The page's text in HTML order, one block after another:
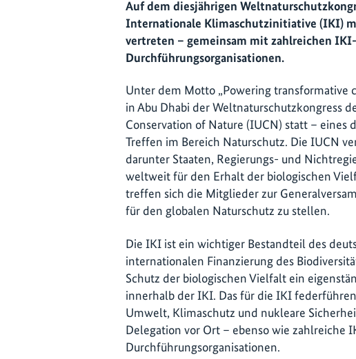
Auf dem diesjährigen
Internationale Klimaschutzinitiative (IKI)
vertreten – gemeinsam mit zahlreichen
Durchführungsorganisationen.
Unter dem Motto „Powering transformative
in Abu Dhabi der Weltnaturschutzkongress
Conservation of Nature (IUCN) statt –
Treffen im Bereich Naturschutz. Die IUCN
darunter Staaten, Regierungs- und
weltweit für den Erhalt der biologischen
treffen sich die Mitglieder zur
für den globalen Naturschutz zu stellen.
Die IKI ist ein wichtiger Bestandteil des
internationalen Finanzierung des
Schutz der biologischen Vielfalt ein
innerhalb der IKI. Das für die IKI
Umwelt, Klimaschutz und nukleare
Delegation vor Ort – ebenso wie zahlreiche
Durchführungsorganisationen.